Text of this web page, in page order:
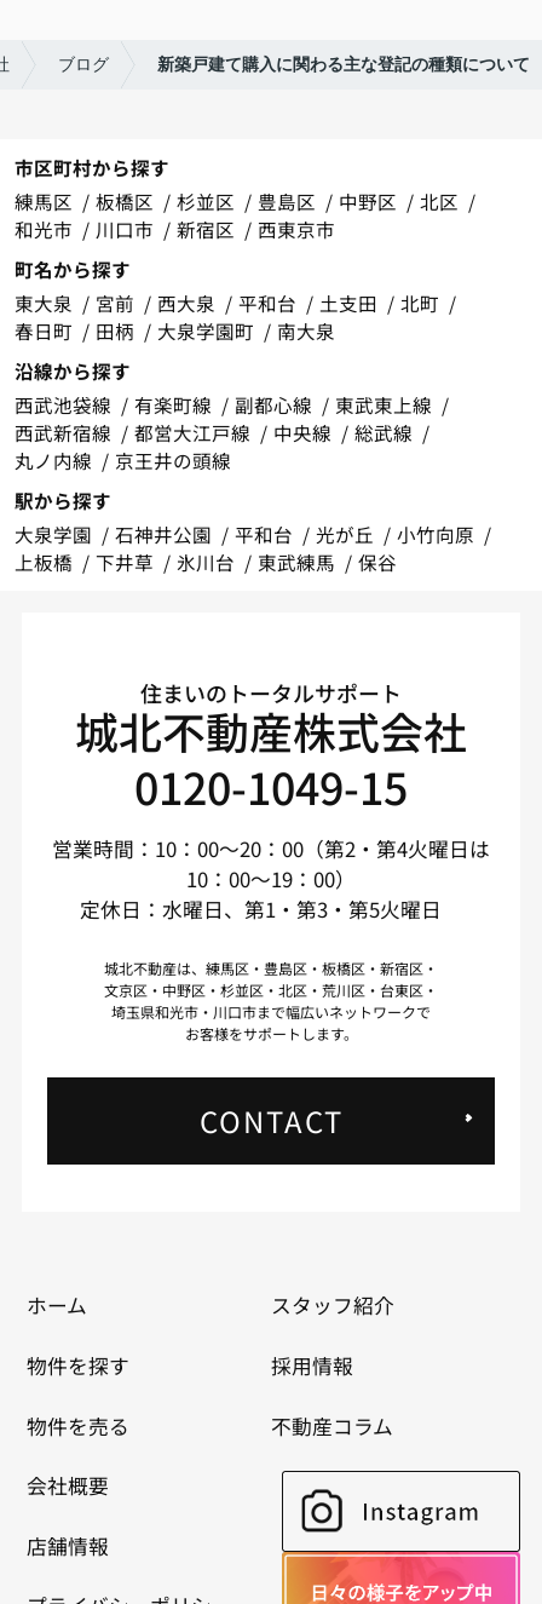
ブログ 新築戸建て購入に関わる主な登記の種類について
市区町村から探す
練馬区
板橋区 杉並区 豊島区 中野区
北区
和光市
川口市 新宿区
西東京市
町名から探す
東大泉
宮前 西大泉 平和台 土支田
北町
春日町
田柄 大泉学園町
南大泉
沿線から探す
西武池袋線
有楽町線 副都心線
東武東上線
西武新宿線
都営大江戸線 中央線
総武線
丸ノ内線
京王井の頭線
駅から探す
大泉学園
石神井公園 平和台 光が丘
小竹向原
上板橋
下井草 氷川台 東武練馬 保谷
住まいのトータルサポート
城北不動産株式会社
0120-1049-15
営業時間：10：00～20：00（第2・第4火曜日は
10：00～19：00）
定休日：水曜日、第1・第3・第5火曜日
城北不動産は、練馬区・豊島区・板橋区・新宿区・
文京区・中野区・杉並区・北区・荒川区・台東区・
埼玉県和光市・川口市まで幅広いネットワークで
お客様をサポートします。
CONTACT
ホーム
物件を探す
物件を売る
会社概要
店舗情報
スタッフ紹介
採用情報
不動産コラム